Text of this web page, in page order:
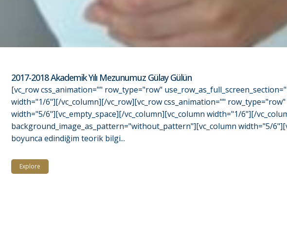
2017-2018 Akademik Yılı Mezunumuz Gülay Gülün
[vc_row css_animation="" row_type="row"
width="1/6"][/vc_column][/vc_row][vc_row css_animation=""
width="5/6"][vc_empty_space][/vc_column][vc_column width="1/6"][/
background_image_as_pattern="without_pattern"][vc_column width="5/
boyunca edindiğim teorik bilgi...
Explore